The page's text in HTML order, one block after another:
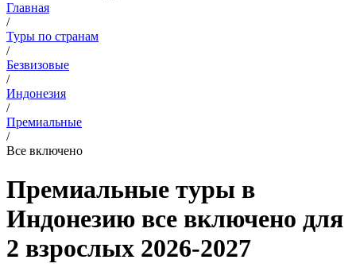
Главная
/
Туры по странам
/
Безвизовые
/
Индонезия
/
Премиальные
/
Все включено
Премиальные туры в
Индонезию все включено для
2 взрослых 2026-2027